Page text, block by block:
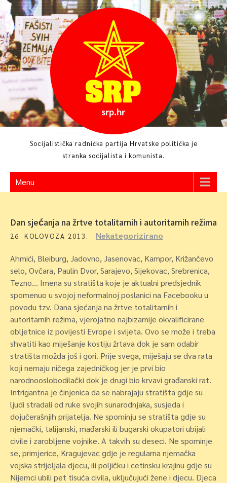
Skip
to
content
Socijalistička radnička partija Hrvatske politička je
stranka socijalista i komunista.
Menu
Dan sjećanja na žrtve totalitarnih i autoritarnih režima
26. KOLOVOZA 2013. Nekategorizirano
Ahmići, Bleiburg, Jadovno, Jasenovac, Kampor, Križančevo
selo, Ovčara, Paulin Dvor, Sarajevo, Sijekovac, Srebrenica,
Tezno… Imena su stratišta koje je aktualni predsjednik
spomenuo u svojoj neformalnoj poslanici na Facebooku u
povodu tzv. Dana sjećanja na žrtve totalitarnih i
autoritarnih režima, vjerojatno najbizarnije okvalificirane
obljetnice iz povijesti Evrope i svijeta. Ovo se može i treba
shvatiti kao miješanje kostiju žrtava dok je sam odabir
stratišta možda još i gori. Prije svega, miješaju se dva rata
koji nemaju ničega zajedničkog jer je prvi bio
narodnooslobodilački dok je drugi bio krvavi građanski rat.
Intrigantna je činjenica da se nabrajaju stratišta gdje su
ljudi stradali od ruke svojih sunarodnjaka, susjeda i
dojučerašnjih prijatelja. Ne spominju se stratišta gdje su
njemački, talijanski, mađarski ili bugarski okupatori ubijali
civile i zarobljene vojnike. A takvih su deseci. Ne spominje
se, primjerice, Kragujevac gdje je regularna njemačka
vojska strijeljala djecu, ili poljičku i cetinsku krajinu gdje su
Nijemci ubili pet tisuća civila, uključujući žene i djecu. Djeca